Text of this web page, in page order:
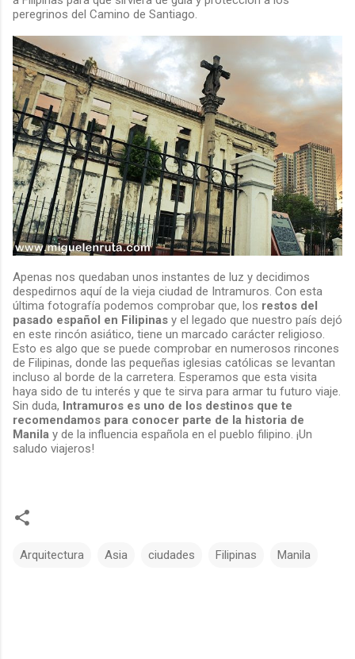
peregrinos del Camino de Santiago.
Apenas nos quedaban unos instantes de luz y decidimos
despedirnos aquí de la vieja ciudad de Intramuros. Con esta
última fotografía podemos comprobar que, los restos del
pasado español en Filipinas y el legado que nuestro país dejó
en este rincón asiático, tiene un marcado carácter religioso.
Esto es algo que se puede comprobar en numerosos rincones
de Filipinas, donde las pequeñas iglesias católicas se levantan
incluso al borde de la carretera. Esperamos que esta visita
haya sido de tu interés y que te sirva para armar tu futuro viaje.
Sin duda, Intramuros es uno de los destinos que te
recomendamos para conocer parte de la historia de
Manila y de la influencia española en el pueblo filipino. ¡Un
saludo viajeros!
Arquitectura Asia ciudades Filipinas Manila